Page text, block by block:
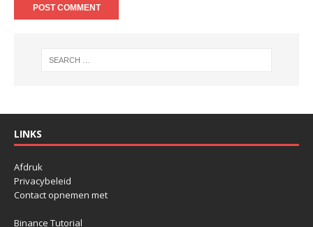
LINKS
Afdruk
Privacybeleid
Contact opnemen met
Binance Tutorial